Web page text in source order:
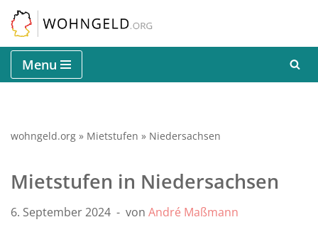
Zum
Inhalt
springen
Menu
wohngeld.org » Mietstufen » Niedersachsen
Mietstufen in Niedersachsen
6. September 2024 von André Maßmann